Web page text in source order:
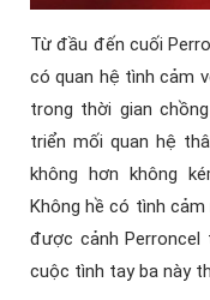
Từ đầu đến cuối
có quan hệ tình cảm
trong thời gian
triển mối quan hệ
không hơn không
Không hề có tình cảm
được cảnh Perroncel
cuộc tình tay ba này